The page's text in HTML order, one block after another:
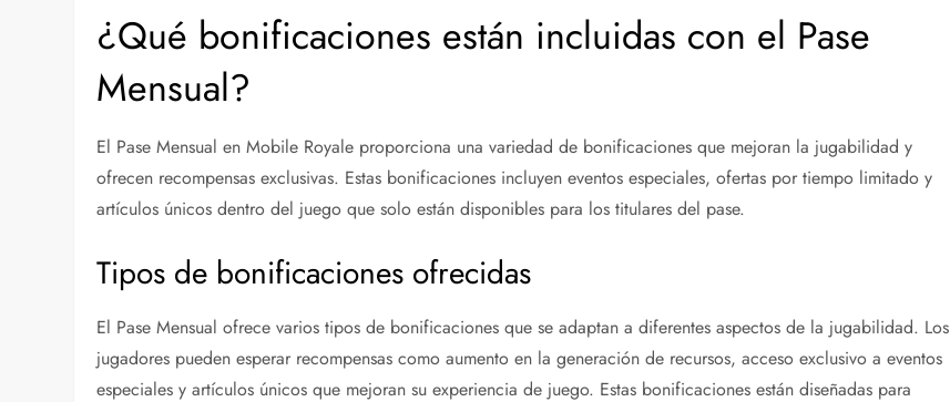
¿Qué bonificaciones están incluidas con el Pase
Mensual?
El Pase Mensual en Mobile Royale proporciona una variedad de bonificaciones que mejoran la jugabilidad y
ofrecen recompensas exclusivas. Estas bonificaciones incluyen eventos especiales, ofertas por tiempo limitado y
artículos únicos dentro del juego que solo están disponibles para los titulares del pase.
Tipos de bonificaciones ofrecidas
El Pase Mensual ofrece varios tipos de bonificaciones que se adaptan a diferentes aspectos de la jugabilidad. Los
jugadores pueden esperar recompensas como aumento en la generación de recursos, acceso exclusivo a eventos
especiales y artículos únicos que mejoran su experiencia de juego. Estas bonificaciones están diseñadas para